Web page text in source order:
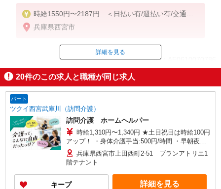
時給1550円〜2187円 ＜日払い有/週払い有/交通費
全支給(ガソリン代含む)＞
兵庫県西宮市
ID：AE0610070786
掲載期間終了
詳細を見る
20件のこの求人と職種が同じ求人
パート
ツクイ西宮武庫川（訪問介護）
訪問介護 ホームヘルパー
時給1,310円〜1,340円 ★土日祝日は時給100円
アップ！ ・身体介護手当:500円/時間 ・早朝夜間
深夜手当:300円/時間 （18:00〜翌07:59の時間
帯） ・ICT手当:2,000円/月 ・深夜割増は別途支給
・ケア→ケアの移動時間も賃金（時給）を支給 ※
給与幅は資格・経験等による
兵庫県西宮市上田西町2-51 ブランアトリエ1
階テナント
キープ 詳細を見る